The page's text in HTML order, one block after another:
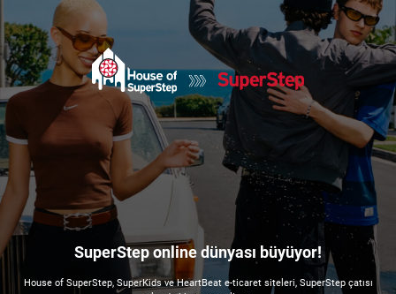
SuperStep online dünyası büyüyor!
House of SuperStep, SuperKids ve HeartBeat e-ticaret siteleri, SuperStep çatısı